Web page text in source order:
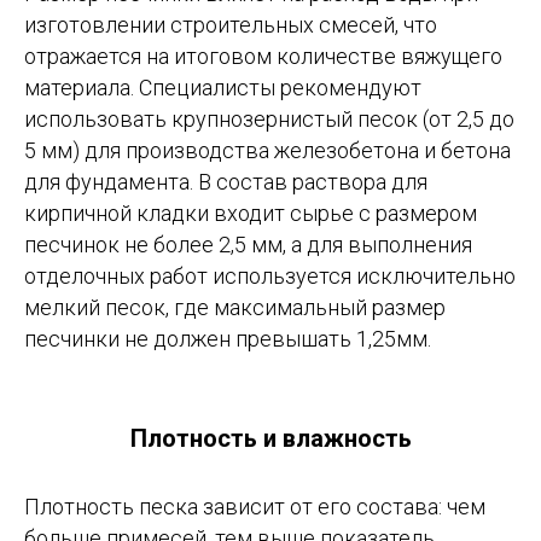
изготовлении строительных смесей, что
отражается на итоговом количестве вяжущего
материала. Специалисты рекомендуют
использовать крупнозернистый песок (от 2,5 до
5 мм) для производства железобетона и бетона
для фундамента. В состав раствора для
кирпичной кладки входит сырье с размером
песчинок не более 2,5 мм, а для выполнения
отделочных работ используется исключительно
мелкий песок, где максимальный размер
песчинки не должен превышать 1,25мм.
Плотность и влажность
Плотность песка зависит от его состава: чем